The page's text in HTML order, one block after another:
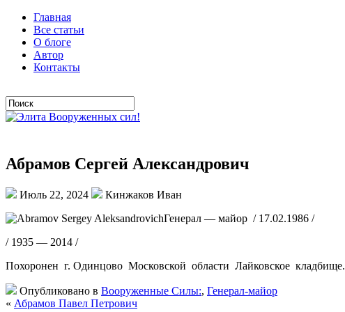
Главная
Все статьи
О блоге
Автор
Контакты
Абрамов Сергей Александрович
Июль 22, 2024
Кинжаков Иван
Генерал — майор / 17.02.1986 /
/ 1935 — 2014 /
Похоронен г. Одинцово Московской области Лайковское кладбище.
Опубликовано в Вооруженные Силы:, Генерал-майор
« Абрамов Павел Петрович